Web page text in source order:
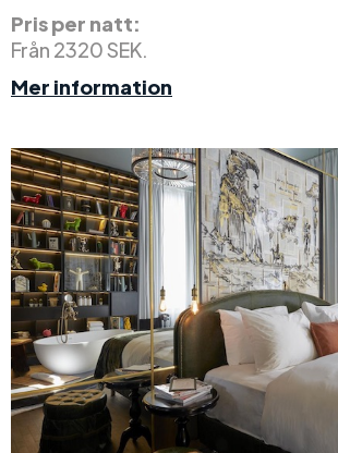
Pris per natt:
Från 2320 SEK.
Mer information